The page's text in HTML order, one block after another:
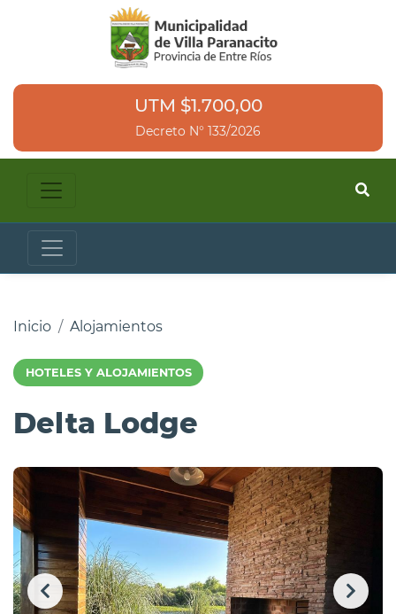
UTM $1.700,00
Decreto N° 133/2026
Inicio Alojamientos
HOTELES Y ALOJAMIENTOS
Delta Lodge